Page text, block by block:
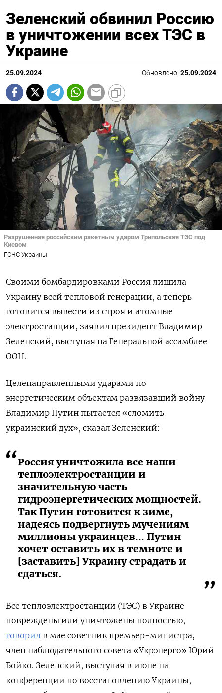
Зеленский обвинил Россию
в уничтожении всех ТЭС в
Украине
25.09.2024 Обновлено: 25.09.2024
Разрушенная российским ракетным ударом Трипольская ТЭС под
Киевом
ГСЧС Украины
Своими бомбардировками Россия лишила
Украину всей тепловой генерации, а теперь
готовится вывести из строя и атомные
электростанции, заявил президент Владимир
Зеленский, выступая на Генеральной ассамблее
ООН.
Целенаправленными ударами по
энергетическим объектам развязавший войну
Владимир Путин пытается «сломить
украинский дух», сказал Зеленский:
Россия уничтожила все наши
теплоэлектростанции и
значительную часть
гидроэнергетических мощностей.
Так Путин готовится к зиме,
надеясь подвергнуть мучениям
миллионы украинцев… Путин
хочет оставить их в темноте и
[заставить] Украину страдать и
сдаться.
Все теплоэлектростанции (ТЭС) в Украине
повреждены или уничтожены полностью,
говорил в мае советник премьер-министра,
член наблюдательного совета «Укрэнерго» Юрий
Бойко. Зеленский, выступая в июне на
конференции по восстановлению Украины,